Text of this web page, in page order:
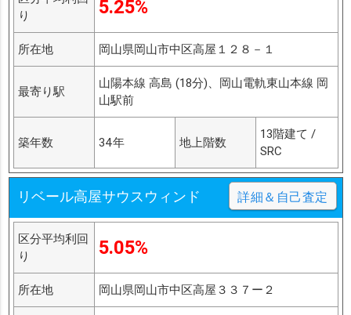
り
5.25%
所在地 岡山県岡山市中区高屋１２８－１
最寄り駅
山陽本線 高島 (18分)、岡山電軌東山本線 岡
山駅前
築年数 34年 地上階数
13階建て /
SRC
リベール高屋サウスウィンド 詳細＆自己査定
区分平均利回
り
5.05%
所在地 岡山県岡山市中区高屋３３７ー２